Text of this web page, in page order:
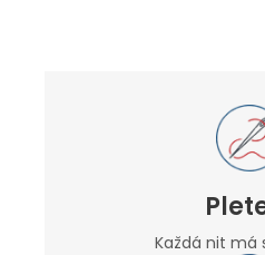
Každá nit má